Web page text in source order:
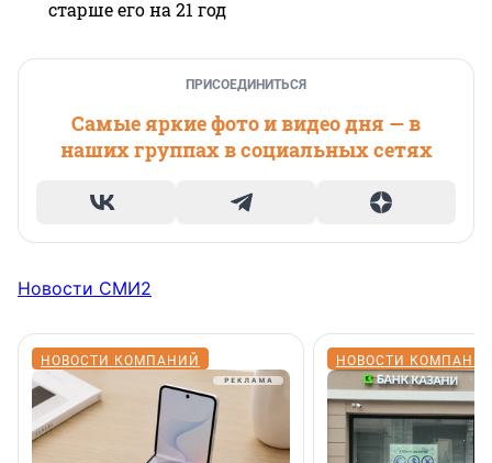
старше его на 21 год
ПРИСОЕДИНИТЬСЯ
Самые яркие фото и видео дня — в
наших группах в социальных сетях
Новости СМИ2
НОВОСТИ КОМПАНИЙ НОВОСТИ